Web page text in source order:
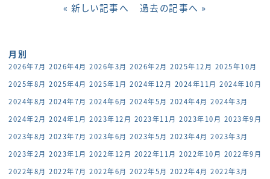
« 新しい記事へ 過去の記事へ »
月別
2026年7月 2026年4月 2026年3月 2026年2月 2025年12月 2025年10月
2025年8月 2025年4月 2025年1月 2024年12月 2024年11月 2024年10月
2024年8月 2024年7月 2024年6月 2024年5月 2024年4月 2024年3月
2024年2月 2024年1月 2023年12月 2023年11月 2023年10月 2023年9月
2023年8月 2023年7月 2023年6月 2023年5月 2023年4月 2023年3月
2023年2月 2023年1月 2022年12月 2022年11月 2022年10月 2022年9月
2022年8月 2022年7月 2022年6月 2022年5月 2022年4月 2022年3月